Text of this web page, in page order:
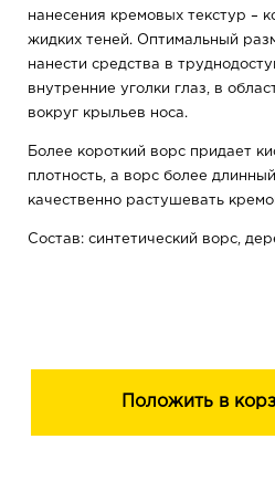
нанесения кремовых текстур –
жидких теней. Оптимальный
нанести средства в
внутренние уголки глаз, в
вокруг крыльев носа.
Более короткий ворс придает
плотность, а ворс более
качественно растушевать
Состав: синтетический ворс,
Положить в